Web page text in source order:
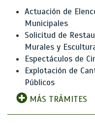
Actuación de
Municipales
Solicitud de
Murales y
Espectáculos de
Explotación de
Públicos
MÁS TRÁMITES